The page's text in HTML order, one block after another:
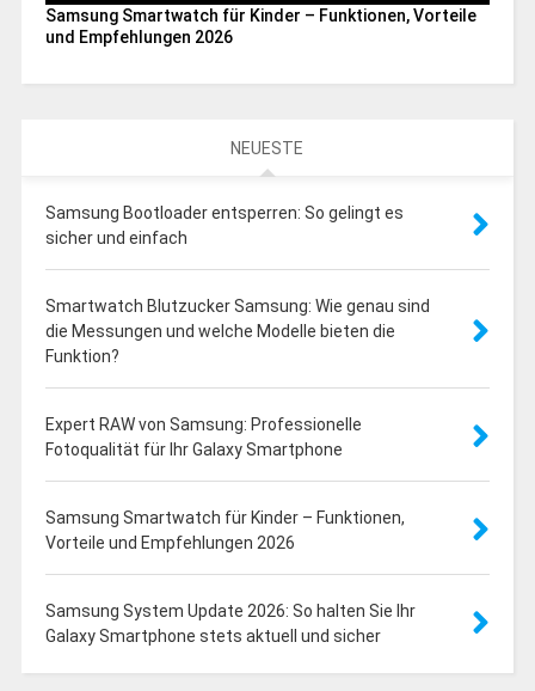
Samsung Smartwatch für Kinder – Funktionen, Vorteile
und Empfehlungen 2026
NEUESTE
Samsung Bootloader entsperren: So gelingt es
sicher und einfach
Smartwatch Blutzucker Samsung: Wie genau sind
die Messungen und welche Modelle bieten die
Funktion?
Expert RAW von Samsung: Professionelle
Fotoqualität für Ihr Galaxy Smartphone
Samsung Smartwatch für Kinder – Funktionen,
Vorteile und Empfehlungen 2026
Samsung System Update 2026: So halten Sie Ihr
Galaxy Smartphone stets aktuell und sicher